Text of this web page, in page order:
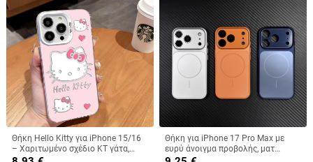
Θήκη Hello Kitty για iPhone 15/16
– Χαριτωμένο σχέδιο KT γάτα,
λευκό ή μαύρο, Ανθεκτική σε
Θήκη για iPhone 17 Pro Max με
ευρύ άνοιγμα προβολής, ματ
φινίρισμα και μαγνητική πρόσδεση